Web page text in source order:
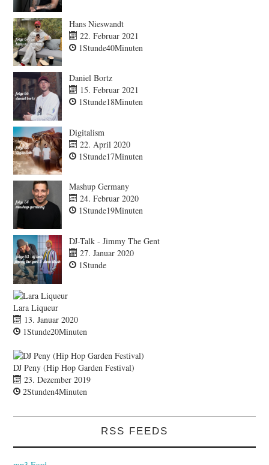
Hans Nieswandt
22. Februar 2021
1Stunde40Minuten
Daniel Bortz
15. Februar 2021
1Stunde18Minuten
Digitalism
22. April 2020
1Stunde17Minuten
Mashup Germany
24. Februar 2020
1Stunde19Minuten
DJ-Talk - Jimmy The Gent
27. Januar 2020
1Stunde
Lara Liqueur
13. Januar 2020
1Stunde20Minuten
DJ Peny (Hip Hop Garden Festival)
23. Dezember 2019
2Stunden4Minuten
RSS FEEDS